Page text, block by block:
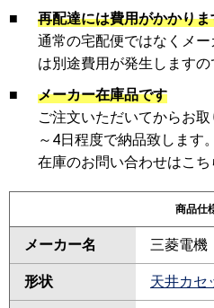
■
再配達には費用がかかりま
通常の宅配便ではなくメ
は別途費用が発生しますの
■
メーカー在庫品です
ご注文いただいてからお
～4日程度で納品致します
在庫のお問い合わせはこち
商品仕
メーカー名 三菱電機
形状 天井カセ